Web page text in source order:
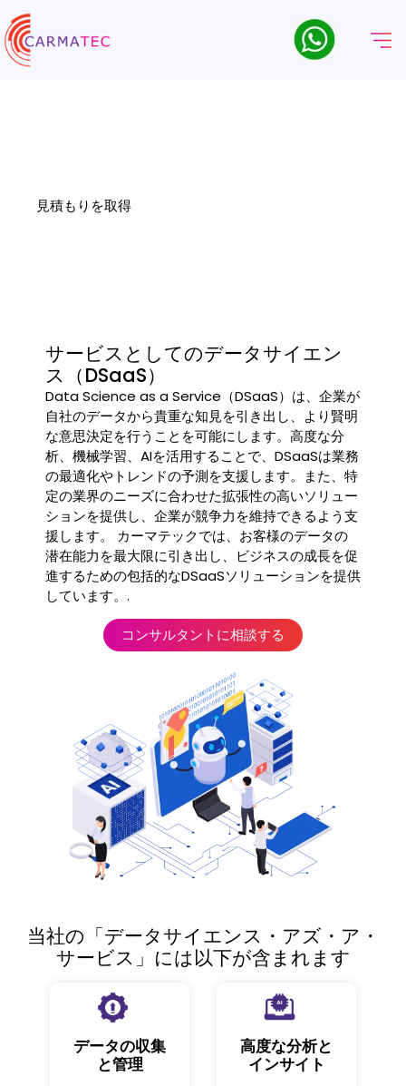
見積もりを取得
サービスとしてのデータサイエン
ス（DSaaS）
Data Science as a Service（DSaaS）は、企業が
自社のデータから貴重な知見を引き出し、より賢明
な意思決定を行うことを可能にします。高度な分
析、機械学習、AIを活用することで、DSaaSは業務
の最適化やトレンドの予測を支援します。また、特
定の業界のニーズに合わせた拡張性の高いソリュー
ションを提供し、企業が競争力を維持できるよう支
援します。 カーマテックでは、お客様のデータの
潜在能力を最大限に引き出し、ビジネスの成長を促
進するための包括的なDSaaSソリューションを提供
しています。.
コンサルタントに相談する
当社の「データサイエンス・アズ・ア・
サービス」には以下が含まれます
データの収集
と管理
高度な分析と
インサイト